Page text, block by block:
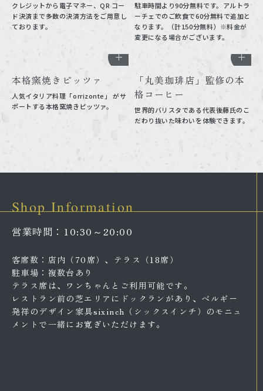
クレジットから電子マネー、QR コー
ド決済まで多数の決済方法をご用意し
ております。
駐車時間より90分無料です。アルトラ
ーチェでのご飲食で60分無料で追加と
なります。（計150分無料）※料金が
変更になる場合がございます。
本格窯焼きピッツァ
人気イタリア料理「orrizonte」 がサ
ポートする本格窯焼きピッツァ。
「丸美珈琲店」監修の本
格コーヒー
世界的バリスタである代表後藤氏のこ
だわり抜いた味わいを体験できます。
Shop Information
営業時間：10:30～20:00
客席数：店内（70席）、テラス（18席）
駐車場：複数台あり
テラス席は、ワンちゃんとご利用可能です。
レストラン前の芝エリアにドックランがあり、ベルギー
発祥のデザイン家具sixinch（シックスインチ）のモニュ
メントで一緒にお寛ぎいただけます。